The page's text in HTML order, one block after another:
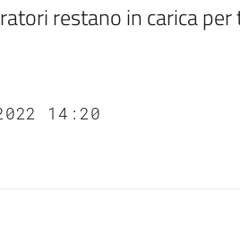
restano in carica per
14:20